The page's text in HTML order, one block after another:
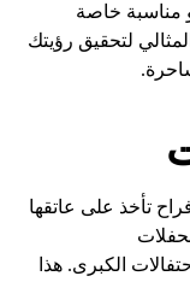
مناسبة خاصة
لتحقيق رؤيتك
تأخذ على عاتقها
الكبرى. هذا